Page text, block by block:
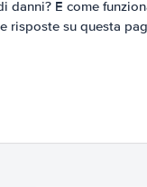
danni? E come
risposte su questa